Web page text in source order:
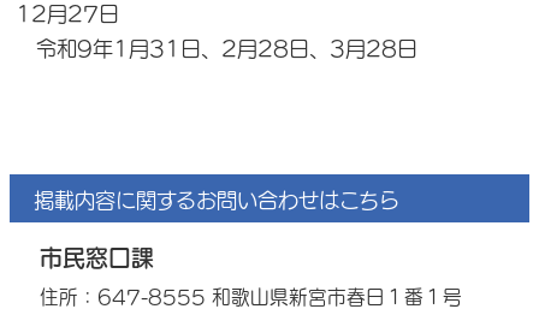
12月27日
令和9年1月31日、2月28日、3月28日
掲載内容に関するお問い合わせはこちら
市民窓口課
住所：647-8555 和歌山県新宮市春日１番１号